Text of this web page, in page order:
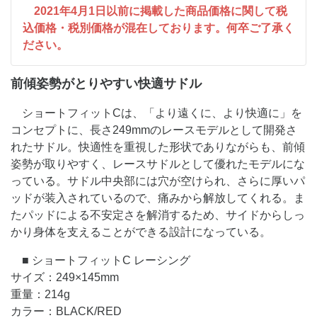
2021年4月1日以前に掲載した商品価格に関して税
込価格・税別価格が混在しております。何卒ご了承く
ださい。
前傾姿勢がとりやすい快適サドル
ショートフィットCは、「より遠くに、より快適に」を
コンセプトに、長さ249mmのレースモデルとして開発さ
れたサドル。快適性を重視した形状でありながらも、前傾
姿勢が取りやすく、レースサドルとして優れたモデルにな
っている。サドル中央部には穴が空けられ、さらに厚いパ
ッドが装入されているので、痛みから解放してくれる。ま
たパッドによる不安定さを解消するため、サイドからしっ
かり身体を支えることができる設計になっている。
■ ショートフィットC レーシング
サイズ：249×145mm
重量：214g
カラー：BLACK/RED